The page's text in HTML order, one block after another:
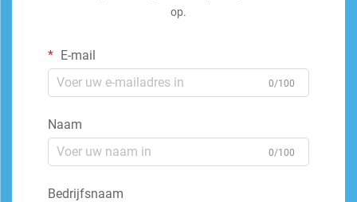
op.
E-mail
0/100
Naam
0/100
Bedrijfsnaam